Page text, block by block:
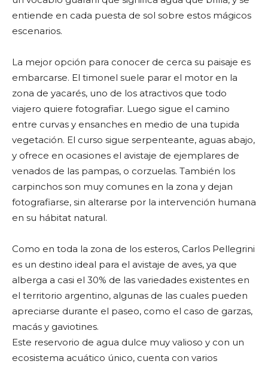
entiende en cada puesta de sol sobre estos mágicos
escenarios.
La mejor opción para conocer de cerca su paisaje es
embarcarse. El timonel suele parar el motor en la
zona de yacarés, uno de los atractivos que todo
viajero quiere fotografiar. Luego sigue el camino
entre curvas y ensanches en medio de una tupida
vegetación. El curso sigue serpenteante, aguas abajo,
y ofrece en ocasiones el avistaje de ejemplares de
venados de las pampas, o corzuelas. También los
carpinchos son muy comunes en la zona y dejan
fotografiarse, sin alterarse por la intervención humana
en su hábitat natural.
Como en toda la zona de los esteros, Carlos Pellegrini
es un destino ideal para el avistaje de aves, ya que
alberga a casi el 30% de las variedades existentes en
el territorio argentino, algunas de las cuales pueden
apreciarse durante el paseo, como el caso de garzas,
macás y gaviotines.
Este reservorio de agua dulce muy valioso y con un
ecosistema acuático único, cuenta con varios